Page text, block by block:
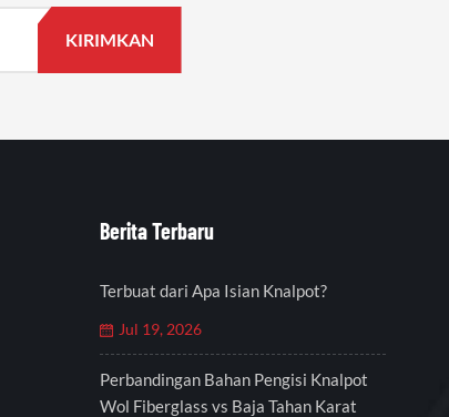
Berita Terbaru
Terbuat dari Apa Isian Knalpot?
Jul 19, 2026
Perbandingan Bahan Pengisi Knalpot
Wol Fiberglass vs Baja Tahan Karat